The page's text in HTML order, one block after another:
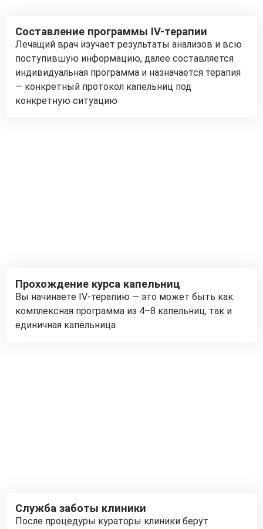
Составление программы IV-терапии
Лечащий врач изучает результаты анализов и всю
поступившую информацию, далее составляется
индивидуальная программа и назначается терапия
— конкретный протокол капельниц под
конкретную ситуацию
Прохождение курса капельниц
Вы начинаете IV-терапию — это может быть как
комплексная программа из 4–8 капельниц, так и
единичная капельница
Служба заботы клиники
После процедуры кураторы клиники берут